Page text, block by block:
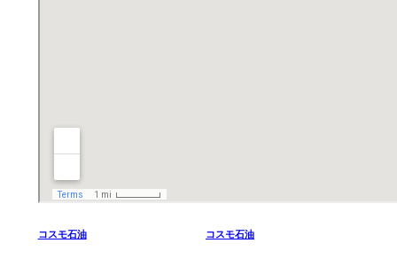
コスモ石油 コスモ石油